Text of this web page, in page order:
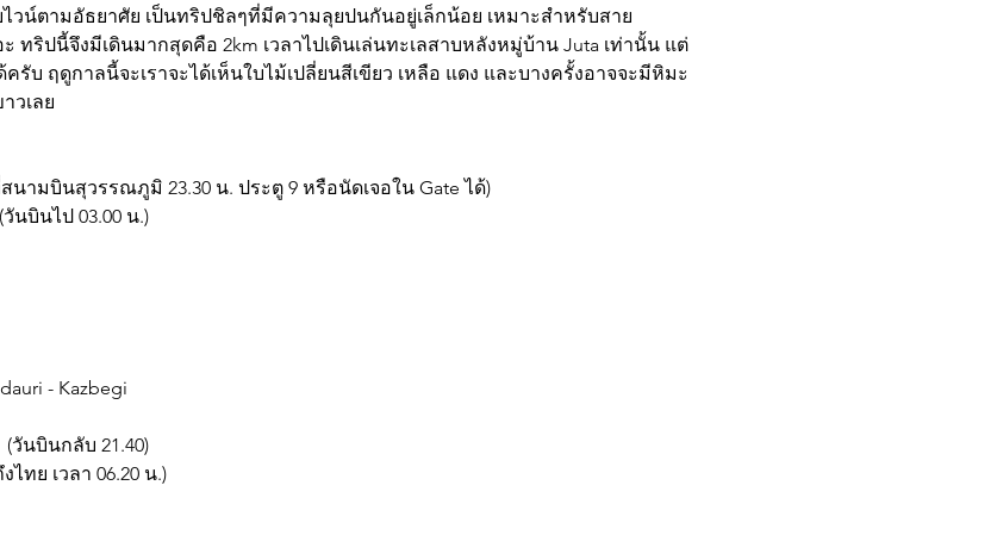
วน์ตามอัธยาศัย เป็นทริปชิลๆที่มีความลุยปนกันอยู่เล็กน้อย เหมาะสำหรับสาย
ทริปนี้จึงมีเดินมากสุดคือ 2km เวลาไปเดินเล่นทะเลสาบหลังหมู่บ้าน Juta เท่านั้น แต่
รับ ฤดูกาลนี้จะเราจะได้เห็นใบไม้เปลี่ยนสีเขียว เหลือ แดง และบางครั้งอาจจะมีหิมะ
วเลย
สนามบินสุวรรณภูมิ 23.30 น. ประตู 9 หรือนัดเจอใน Gate ได้)
วันบินไป 03.00 น.)
- Kazbegi
(วันบินกลับ 21.40)
ไทย เวลา 06.20 น.)